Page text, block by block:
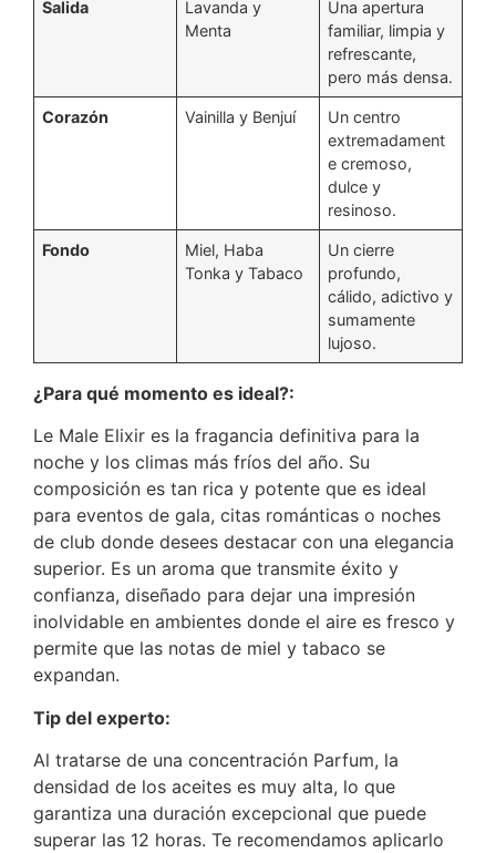
Salida
Lavanda y
Menta
Una apertura
familiar, limpia y
refrescante,
pero más densa.
Corazón Vainilla y Benjuí
Un centro
extremadament
e cremoso,
dulce y
resinoso.
Fondo
Miel, Haba
Tonka y Tabaco
Un cierre
profundo,
cálido, adictivo y
sumamente
lujoso.
¿Para qué momento es ideal?:
Le Male Elixir es la fragancia definitiva para la
noche y los climas más fríos del año. Su
composición es tan rica y potente que es ideal
para eventos de gala, citas románticas o noches
de club donde desees destacar con una elegancia
superior. Es un aroma que transmite éxito y
confianza, diseñado para dejar una impresión
inolvidable en ambientes donde el aire es fresco y
permite que las notas de miel y tabaco se
expandan.
Tip del experto:
Al tratarse de una concentración Parfum, la
densidad de los aceites es muy alta, lo que
garantiza una duración excepcional que puede
superar las 12 horas. Te recomendamos aplicarlo